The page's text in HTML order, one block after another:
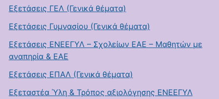
Εξετάσεις ΓΕΛ (Γενικά θέματα)
Εξετάσεις Γυμνασίου (Γενικά θέματα)
Εξετάσεις ΕΝΕΕΓΥΛ – Σχολείων ΕΑΕ – Μαθητών με
αναπηρία & ΕΑΕ
Εξετάσεις ΕΠΑΛ (Γενικά θέματα)
Εξεταστέα Ύλη & Τρόπος αξιολόγησης ΕΝΕΕΓΥΛ